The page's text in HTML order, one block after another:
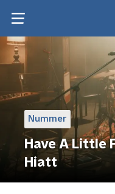
Nummer
Have A Little
Hiatt